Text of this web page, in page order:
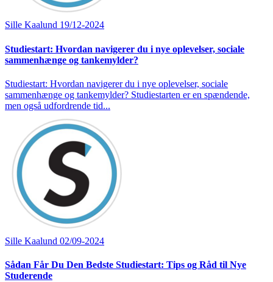
Sille Kaalund 19/12-2024
Studiestart: Hvordan navigerer du i nye oplevelser, sociale
sammenhænge og tankemylder?
Studiestart: Hvordan navigerer du i nye oplevelser, sociale
sammenhænge og tankemylder? Studiestarten er en spændende,
men også udfordrende tid...
Sille Kaalund 02/09-2024
Sådan Får Du Den Bedste Studiestart: Tips og Råd til Nye
Studerende